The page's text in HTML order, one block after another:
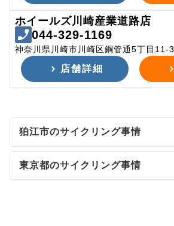
ホイールズ川崎産業道路店
044-329-1169
神奈川県川崎市川崎区鋼管通5丁目11-3
店舗詳細
狛江市のサイクリング事情
東京都のサイクリング事情